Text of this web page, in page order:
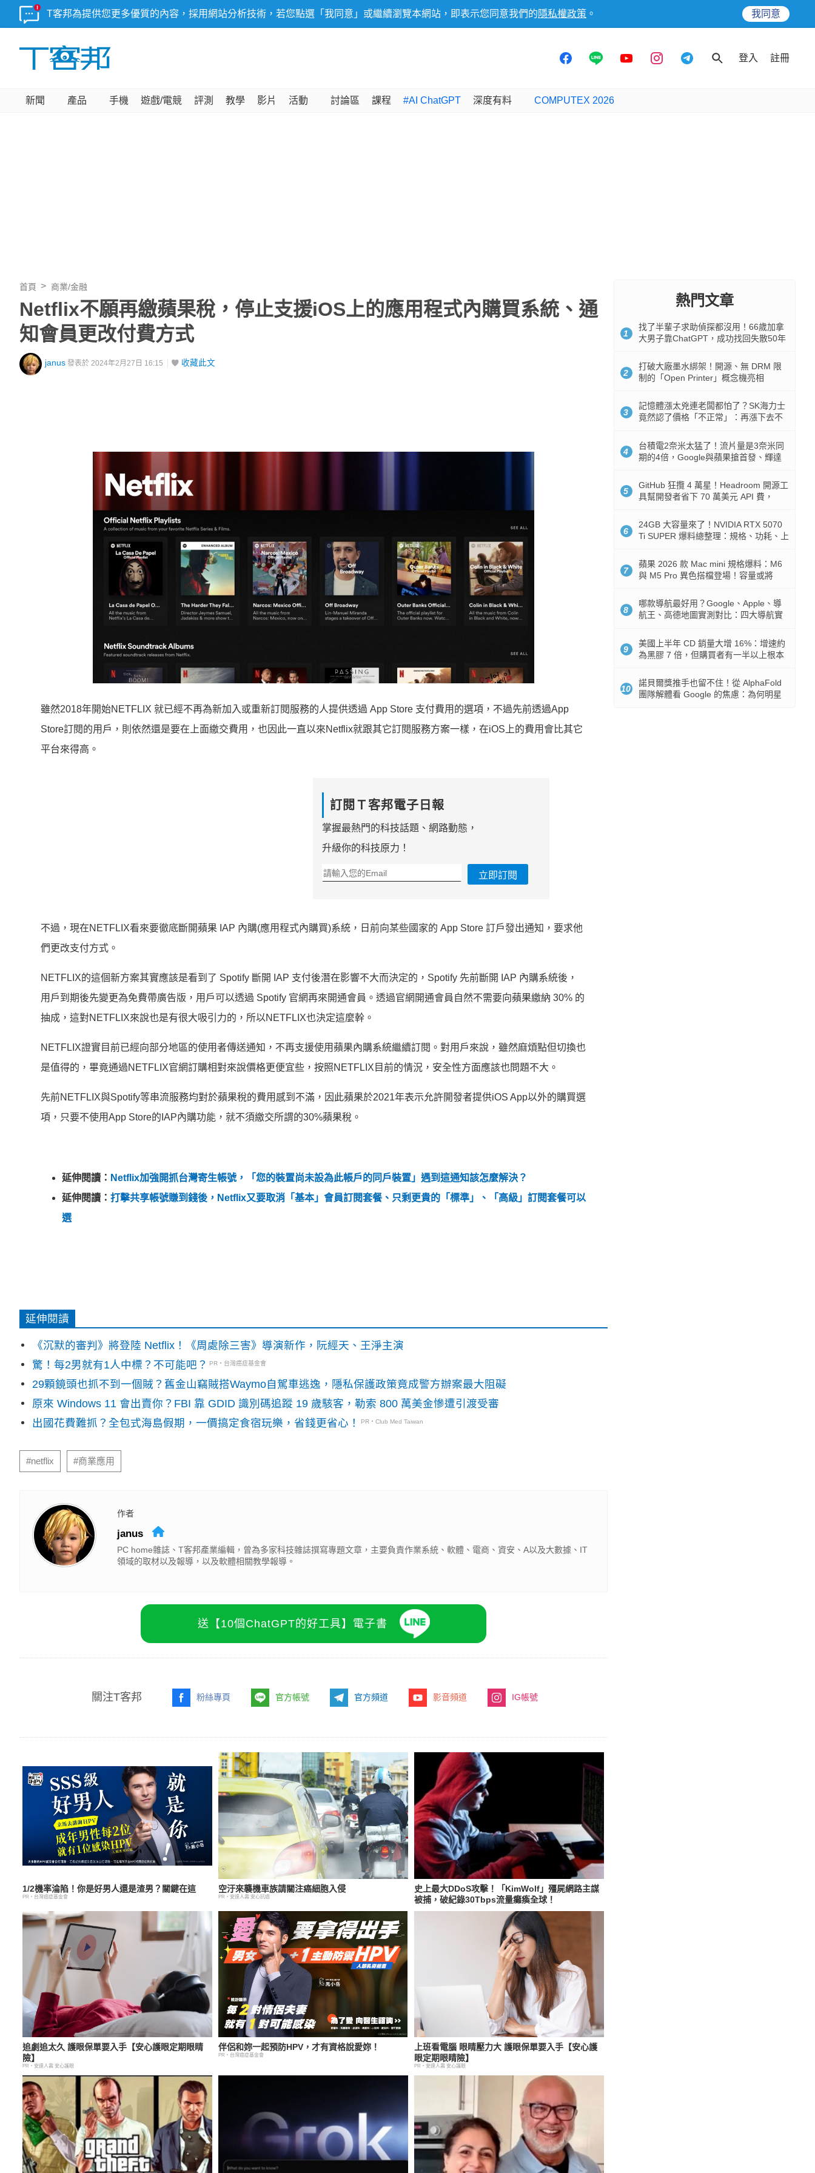
T客邦為提供您更多優質的內容，採用網站分析技術，若您點選「我同意」或繼續瀏覽本網站，即表示您同意我們的 隱私權政策 。 我同意
登入 註冊
新聞 產品 手機 遊戲/電競 評測 教學 影片 活動 討論區 課程 #AI ChatGPT 深度有料 COMPUTEX 2026
首頁 商業/金融
Netflix不願再繳蘋果稅，停止支援iOS上的應用程式內購買系統、通
知會員更改付費方式
janus 發表於 2024年2月27日 16:15 收藏此文
雖然2018年開始NETFLIX 就已經不再為新加入或重新訂閱服務的人提供透過 App Store 支付費用的選項，不過先前透過App
Store訂閱的用戶，則依然還是要在上面繳交費用，也因此一直以來Netflix就跟其它訂閱服務方案一樣，在iOS上的費用會比其它
平台來得高。
訂閱Ｔ客邦電子日報
掌握最熱門的科技話題、網路動態，
升級你的科技原力！
立即訂閱
不過，現在NETFLIX看來要徹底斷開蘋果 IAP 內購(應用程式內購買)系統，日前向某些國家的 App Store 訂戶發出通知，要求他
們更改支付方式。
NETFLIX的這個新方案其實應該是看到了 Spotify 斷開 IAP 支付後潛在影響不大而決定的，Spotify 先前斷開 IAP 內購系統後，
用戶到期後先變更為免費帶廣告版，用戶可以透過 Spotify 官網再來開通會員。透過官網開通會員自然不需要向蘋果繳納 30% 的
抽成，這對NETFLIX來說也是有很大吸引力的，所以NETFLIX也決定這麼幹。
NETFLIX證實目前已經向部分地區的使用者傳送通知，不再支援使用蘋果內購系統繼續訂閱。對用戶來說，雖然麻煩點但切換也
是值得的，畢竟通過NETFLIX官網訂購相對來說價格更便宜些，按照NETFLIX目前的情況，安全性方面應該也問題不大。
先前NETFLIX與Spotify等串流服務均對於蘋果稅的費用感到不滿，因此蘋果於2021年表示允許開發者提供iOS App以外的購買選
項，只要不使用App Store的IAP內購功能，就不須繳交所謂的30%蘋果稅。
延伸閱讀： Netflix加強開抓台灣寄生帳號，「您的裝置尚未設為此帳戶的同戶裝置」遇到這通知該怎麼解決？
延伸閱讀： 打擊共享帳號賺到錢後，Netflix又要取消「基本」會員訂閱套餐、只剩更貴的「標準」、「高級」訂閱套餐可以
選
延伸閱讀
《沉默的審判》將登陸 Netflix！《周處除三害》導演新作，阮經天、王淨主演
驚！每2男就有1人中標？不可能吧？
PR・台灣癌症基金會
29顆鏡頭也抓不到一個賊？舊金山竊賊搭Waymo自駕車逃逸，隱私保護政策竟成警方辦案最大阻礙
原來 Windows 11 會出賣你？FBI 靠 GDID 識別碼追蹤 19 歲駭客，勒索 800 萬美金慘遭引渡受審
出國花費難抓？全包式海島假期，一價搞定食宿玩樂，省錢更省心！
PR・Club Med Taiwan
#netflix #商業應用
作者
janus
PC home雜誌、T客邦產業編輯，曾為多家科技雜誌撰寫專題文章，主要負責作業系統、軟體、電商、資安、A以及大數據、IT
領域的取材以及報導，以及軟體相關教學報導。
送【10個ChatGPT的好工具】電子書
關注T客邦 粉絲專頁 官方帳號 官方頻道 影音頻道 IG帳號
1/2機率淪陷！你是好男人還是渣男？關鍵在這
PR・台灣癌症基金會
空汙來襲機車族請關注癌細胞入侵
PR・安達人壽 安心抗癌
史上最大DDoS攻擊！「KimWolf」殭屍網路主謀
被捕，破紀錄30Tbps流量癱瘓全球！
追劇追太久 護眼保單要入手【安心護眼定期眼睛
險】
PR・安達人壽 安心護眼
伴侶和妳一起預防HPV，才有資格說愛妳！
PR・台灣癌症基金會
上班看電腦 眼睛壓力大 護眼保單要入手【安心護
眼定期眼睛險】
PR・安達人壽 安心護眼
熱門文章
1
找了半輩子求助偵探都沒用！66歲加拿
大男子靠ChatGPT，成功找回失散50年
2
打破大廠墨水綁架！開源、無 DRM 限
制的「Open Printer」概念機亮相
3
記憶體漲太兇連老闆都怕了？SK海力士
竟然認了價格「不正常」：再漲下去不
4
台積電2奈米太猛了！流片量是3奈米同
期的4倍，Google與蘋果搶首發、輝達
5
GitHub 狂攬 4 萬星！Headroom 開源工
具幫開發者省下 70 萬美元 API 費，
6
24GB 大容量來了！NVIDIA RTX 5070
Ti SUPER 爆料總整理：規格、功耗、上
7
蘋果 2026 款 Mac mini 規格爆料：M6
與 M5 Pro 異色搭檔登場！容量或將
8
哪款導航最好用？Google、Apple、導
航王、高德地圖實測對比：四大導航實
9
美國上半年 CD 銷量大增 16%：增速約
為黑膠 7 倍，但購買者有一半以上根本
10
諾貝爾獎推手也留不住！從 AlphaFold
團隊解體看 Google 的焦慮：為何明星